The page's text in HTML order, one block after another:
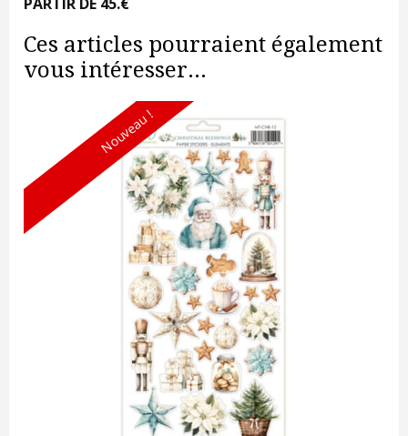
Ces articles pourraient également
vous intéresser...
Nouveau !